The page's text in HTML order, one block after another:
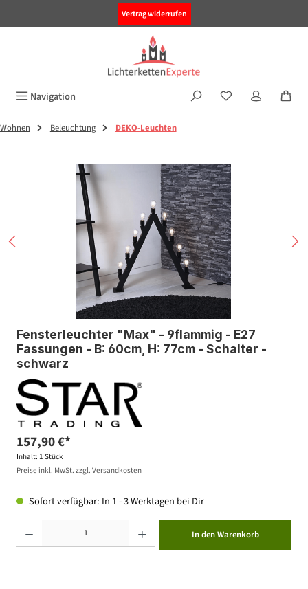
Vertrag widerrufen
Navigation
Wohnen Beleuchtung DEKO-Leuchten
Bildergalerie überspringen
Fensterleuchter "Max" - 9flammig - E27
Fassungen - B: 60cm, H: 77cm - Schalter -
schwarz
157,90 €*
Inhalt: 1 Stück
Preise inkl. MwSt. zzgl. Versandkosten
Sofort verfügbar: In 1 - 3 Werktagen bei Dir
In den Warenkorb